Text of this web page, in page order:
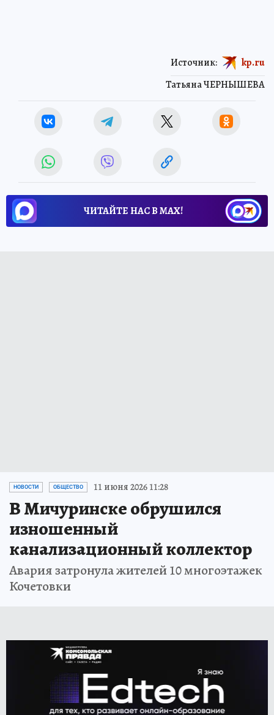
Татьяна ЧЕРНЫШЕВА
Источник: kp.ru
ЧИТАЙТЕ НАС В МАХ!
НОВОСТИ ОБЩЕСТВО 11 июня 2026 11:28
В Мичуринске обрушился
изношенный
канализационный коллектор
Авария затронула жителей 10 многоэтажек
Кочетовки